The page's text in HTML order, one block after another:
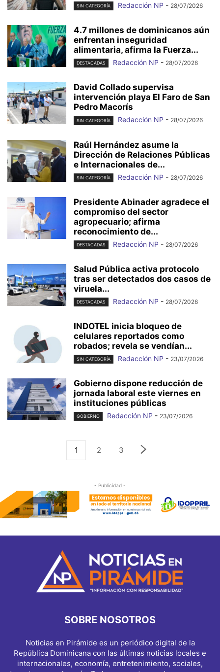
SIN CATEGORÍA Redacción NP - 28/07/2026
4.7 millones de dominicanos aún
enfrentan inseguridad
alimentaria, afirma la Fuerza...
DESTACADAS Redacción NP - 28/07/2026
David Collado supervisa
intervención playa El Faro de San
Pedro Macorís
SIN CATEGORÍA Redacción NP - 28/07/2026
Raúl Hernández asume la
Dirección de Relaciones Públicas
e Internacionales de...
SIN CATEGORÍA Redacción NP - 28/07/2026
Presidente Abinader agradece el
compromiso del sector
agropecuario; afirma
reconocimiento de...
DESTACADAS Redacción NP - 28/07/2026
Salud Pública activa protocolo
tras ser detectados dos casos de
viruela...
DESTACADAS Redacción NP - 28/07/2026
INDOTEL inicia bloqueo de
celulares reportados como
robados; revela se vendían...
SIN CATEGORÍA Redacción NP - 23/07/2026
Gobierno dispone reducción de
jornada laboral este viernes en
instituciones públicas
GOBIERNO Redacción NP - 23/07/2026
1 2 3
- Publicidad -
SOBRE NOSOTROS
Noticias en Pirámide es un periódico digital de la
República Dominicana con las últimas noticias locales e
internacionales, economía, entretenimiento, sociales,